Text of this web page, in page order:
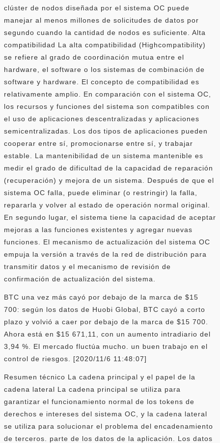
clúster de nodos diseñada por el sistema OC puede
manejar al menos millones de solicitudes de datos por
segundo cuando la cantidad de nodos es suficiente. Alta
compatibilidad La alta compatibilidad (Highcompatibility)
se refiere al grado de coordinación mutua entre el
hardware, el software o los sistemas de combinación de
software y hardware. El concepto de compatibilidad es
relativamente amplio. En comparación con el sistema OC,
los recursos y funciones del sistema son compatibles con
el uso de aplicaciones descentralizadas y aplicaciones
semicentralizadas. Los dos tipos de aplicaciones pueden
cooperar entre sí, promocionarse entre sí, y trabajar
estable. La mantenibilidad de un sistema mantenible es
medir el grado de dificultad de la capacidad de reparación
(recuperación) y mejora de un sistema. Después de que el
sistema OC falla, puede eliminar (o restringir) la falla,
repararla y volver al estado de operación normal original.
En segundo lugar, el sistema tiene la capacidad de aceptar
mejoras a las funciones existentes y agregar nuevas
funciones. El mecanismo de actualización del sistema OC
empuja la versión a través de la red de distribución para
transmitir datos y el mecanismo de revisión de
confirmación de actualización del sistema.
BTC una vez más cayó por debajo de la marca de $15
700: según los datos de Huobi Global, BTC cayó a corto
plazo y volvió a caer por debajo de la marca de $15 700.
Ahora está en $15 671,11, con un aumento intradiario del
3,94 %. El mercado fluctúa mucho. un buen trabajo en el
control de riesgos. [2020/11/6 11:48:07]
Resumen técnico La cadena principal y el papel de la
cadena lateral La cadena principal se utiliza para
garantizar el funcionamiento normal de los tokens de
derechos e intereses del sistema OC, y la cadena lateral
se utiliza para solucionar el problema del encadenamiento
de terceros. parte de los datos de la aplicación. Los datos